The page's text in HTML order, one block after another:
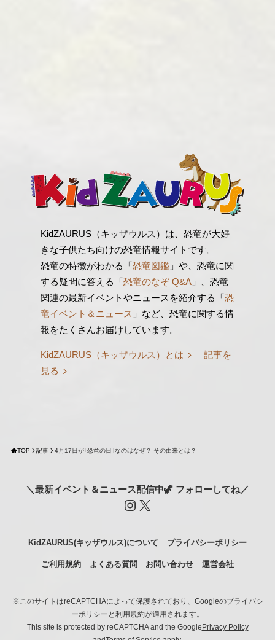
KidZAURUS（キッザウルス）は、恐竜が大好
きな子供たち向けの恐竜情報サイトです。
恐竜の特徴がわかる「恐竜図鑑 」や、恐竜に関
する疑問に答える「恐竜のなぞ Q&A 」、恐竜
関連の最新イベントやニュースを紹介する「恐
竜イベント＆ニュース 」など、恐竜に関する情
報をたくさんお届けしています。
KidZAURUS（キッザウルス）とは
記事を
見る
TOP 記事 4月17日が｢恐竜の日｣なのはなぜ？ その由来とは？
＼最新イベント＆ニュース配信中🦖 フォローしてね／
Instagram
X
KidZAURUS(キッザウルス)について プライバシーポリシー
ご利用規約 よくある質問 お問い合わせ 運営会社
※このサイトはreCAPTCHAによって保護されており、Googleのプライバシ
ーポリシーと利用規約が適用されます。
This site is protected by reCAPTCHA and the Google Privacy Policy